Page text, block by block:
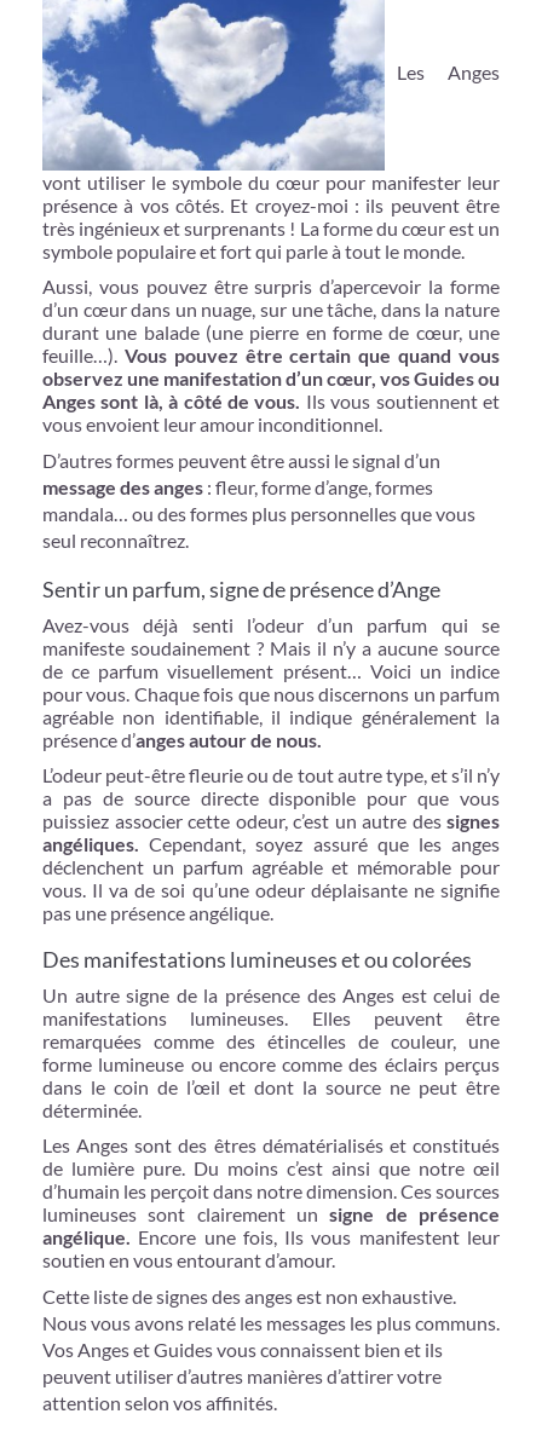
Les Anges
vont utiliser le symbole du cœur pour manifester leur
présence à vos côtés. Et croyez-moi : ils peuvent être
très ingénieux et surprenants ! La forme du cœur est un
symbole populaire et fort qui parle à tout le monde.
Aussi, vous pouvez être surpris d’apercevoir la forme
d’un cœur dans un nuage, sur une tâche, dans la nature
durant une balade (une pierre en forme de cœur, une
feuille…). Vous pouvez être certain que quand vous
observez une manifestation d’un cœur, vos Guides ou
Anges sont là, à côté de vous. Ils vous soutiennent et
vous envoient leur amour inconditionnel.
D’autres formes peuvent être aussi le signal d’un
message des anges : fleur, forme d’ange, formes
mandala… ou des formes plus personnelles que vous
seul reconnaîtrez.
Sentir un parfum, signe de présence d’Ange
Avez-vous déjà senti l’odeur d’un parfum qui se
manifeste soudainement ? Mais il n’y a aucune source
de ce parfum visuellement présent… Voici un indice
pour vous. Chaque fois que nous discernons un parfum
agréable non identifiable, il indique généralement la
présence d’anges autour de nous.
L’odeur peut-être fleurie ou de tout autre type, et s’il n’y
a pas de source directe disponible pour que vous
puissiez associer cette odeur, c’est un autre des signes
angéliques.Cependant, soyez assuré que les anges
déclenchent un parfum agréable et mémorable pour
vous. Il va de soi qu’une odeur déplaisante ne signifie
pas une présence angélique.
Des manifestations lumineuses et ou colorées
Un autre signe de la présence des Anges est celui de
manifestations lumineuses. Elles peuvent être
remarquées comme des étincelles de couleur, une
forme lumineuse ou encore comme des éclairs perçus
dans le coin de l’œil et dont la source ne peut être
déterminée.
Les Anges sont des êtres dématérialisés et constitués
de lumière pure. Du moins c’est ainsi que notre œil
d’humain les perçoit dans notre dimension. Ces sources
lumineuses sont clairement unsigne de présence
angélique. Encore une fois, Ils vous manifestent leur
soutien en vous entourant d’amour.
Cette liste de signes des anges est non exhaustive.
Nous vous avons relaté les messages les plus communs.
Vos Anges et Guides vous connaissent bien et ils
peuvent utiliser d’autres manières d’attirer votre
attention selon vos affinités.